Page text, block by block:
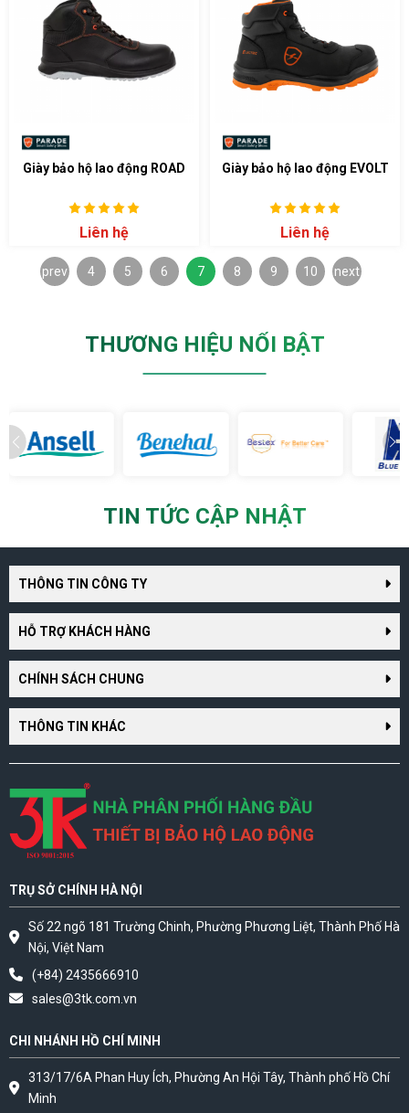
Giày bảo hộ lao động ROAD
Liên hệ
Giày bảo hộ lao động EVOLT
Liên hệ
prev 4 5 6 7 8 9 10 next
THƯƠNG HIỆU NỔI BẬT
TIN TỨC CẬP NHẬT
THÔNG TIN CÔNG TY
HỖ TRỢ KHÁCH HÀNG
CHÍNH SÁCH CHUNG
THÔNG TIN KHÁC
TRỤ SỞ CHÍNH HÀ NỘI
Số 22 ngõ 181 Trường Chinh, Phường Phương Liệt, Thành Phố Hà
Nội, Việt Nam
(+84) 2435666910
sales@3tk.com.vn
CHI NHÁNH HỒ CHÍ MINH
313/17/6A Phan Huy Ích, Phường An Hội Tây, Thành phố Hồ Chí
Minh